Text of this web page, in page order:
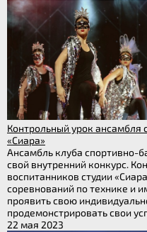
Контрольный урок ансамбля
«Сиара»
Ансамбль клуба спортивно-
свой внутренний конкурс.
воспитанников студии
соревнований по технике и
проявить свою
продемонстрировать свои
22 мая 2023